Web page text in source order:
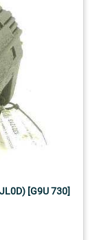
[G9U 730]